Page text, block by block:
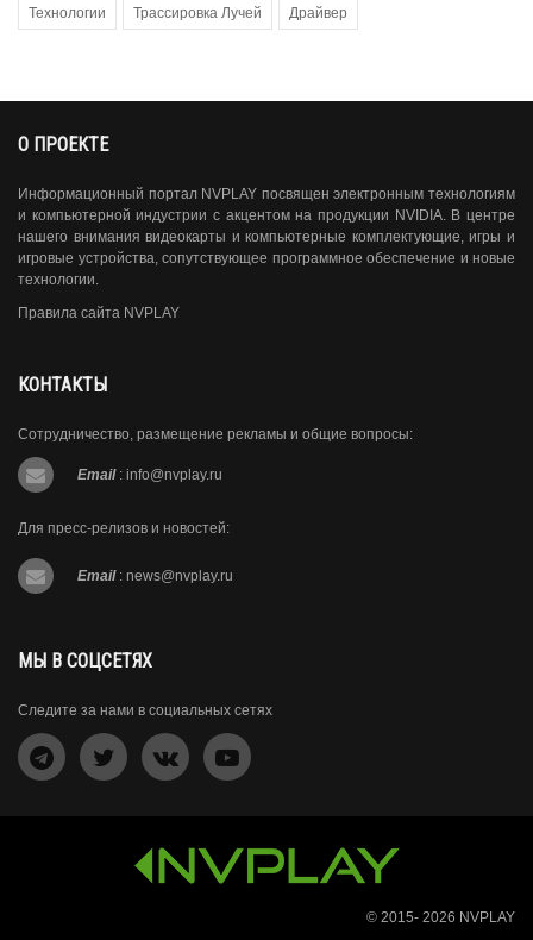
Технологии Трассировка Лучей Драйвер
О ПРОЕКТЕ
Информационный портал NVPLAY посвящен электронным технологиям
и компьютерной индустрии с акцентом на продукции NVIDIA. В центре
нашего внимания видеокарты и компьютерные комплектующие, игры и
игровые устройства, сопутствующее программное обеспечение и новые
технологии.
Правила сайта NVPLAY
КОНТАКТЫ
Сотрудничество, размещение рекламы и общие вопросы:
Email : info@nvplay.ru
Для пресс-релизов и новостей:
Email : news@nvplay.ru
МЫ В СОЦСЕТЯХ
Следите за нами в социальных сетях
© 2015- 2026 NVPLAY